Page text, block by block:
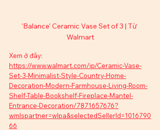
'Balance' Ceramic Vase Set of 3 | Từ
Walmart
Xem ở đây:
https://www.walmart.com/ip/Ceramic-Vase-
Set-3-Minimalist-Style-Country-Home-
Decoration-Modern-Farmhouse-Living-Room-
Shelf-Table-Bookshelf-Fireplace-Mantel-
Entrance-Decoration/7871657676?
wmlspartner=wlpa&selectedSellerId=1016790
66